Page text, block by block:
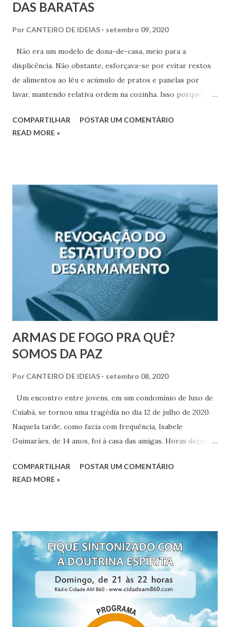
DAS BARATAS
Por CANTEIRO DE IDEIAS setembro 09, 2020
Não era um modelo de dona-de-casa, meio para a
displicência. Não obstante, esforçava-se por evitar restos
de alimentos ao léu e acúmulo de pratos e panelas por
lavar, mantendo relativa ordem na cozinha. Isso porque,
instintivo horror às baratas. Elas costumavam fazer
incursões quando seu lado desleixado aflorava.
COMPARTILHAR
POSTAR UM COMENTÁRIO
READ MORE »
ARMAS DE FOGO PRA QUÊ?
SOMOS DA PAZ
Por CANTEIRO DE IDEIAS setembro 08, 2020
Um encontro entre jovens, em um condomínio de luxo de
Cuiabá, se tornou uma tragédia no dia 12 de julho de 2020.
Naquela tarde, como fazia com frequência, Isabele
Guimarães, de 14 anos, foi à casa das amigas. Horas depois,
disparo Laura, também de 14 anos, relatou à polícia que
atirou de modo acidental em Isabele. A adolescente afirmou
participou de duas competições e venceu uma delas. (1)
COMPARTILHAR
POSTAR UM COMENTÁRIO
READ MORE »